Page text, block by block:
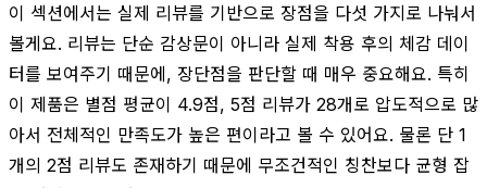
이 섹션에서는 실제 리뷰를 기반으로 장점을 다섯 가지로 나눠서
볼게요. 리뷰는 단순 감상문이 아니라 실제 착용 후의 체감 데이
터를 보여주기 때문에, 장단점을 판단할 때 매우 중요해요. 특히
이 제품은 별점 평균이 4.9점, 5점 리뷰가 28개로 압도적으로 많
아서 전체적인 만족도가 높은 편이라고 볼 수 있어요. 물론 단 1
개의 2점 리뷰도 존재하기 때문에 무조건적인 칭찬보다 균형 잡